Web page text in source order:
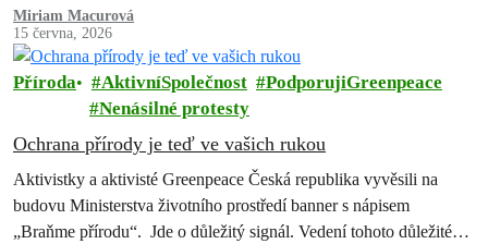
rozmanitost, způsobila…
Miriam Macurová
15 června, 2026
Příroda AktivníSpolečnost
PodporujiGreenpeace
Nenásilné protesty
Ochrana přírody je teď ve vašich rukou
Aktivistky a aktivisté Greenpeace Česká republika vyvěsili na
budovu Ministerstva životního prostředí banner s nápisem
„Braňme přírodu“. Jde o důležitý signál. Vedení tohoto důležitého